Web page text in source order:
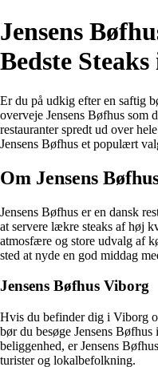
Jensens
Bedste
Er du på udkig efter en saftig
overveje Jensens Bøfhus som
restauranter spredt ud over
Jensens Bøfhus et populært
Om Jensens
Jensens Bøfhus er en dansk
at servere lækre steaks af høj
atmosfære og store udvalg af
sted at nyde en god middag
Jensens Bøfhus Viborg
Hvis du befinder dig i Viborg
bør du besøge Jensens
beliggenhed, er Jensens
turister og lokalbefolkning.